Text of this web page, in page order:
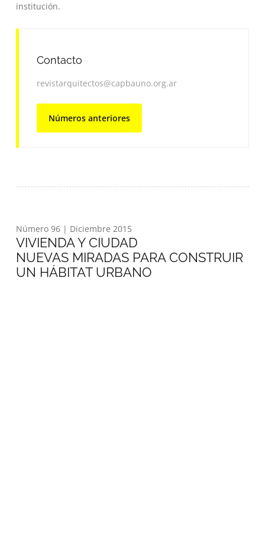
institución.
Contacto
revistarquitectos@capbauno.org.ar
Números anteriores
Número 96 | Diciembre 2015
VIVIENDA Y CIUDAD
NUEVAS MIRADAS PARA CONSTRUIR
UN HÁBITAT URBANO